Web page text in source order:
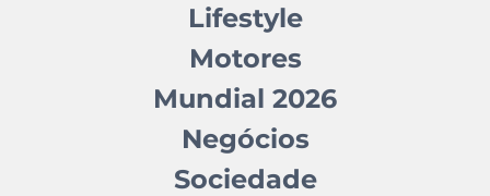
Lifestyle
Motores
Mundial 2026
Negócios
Sociedade